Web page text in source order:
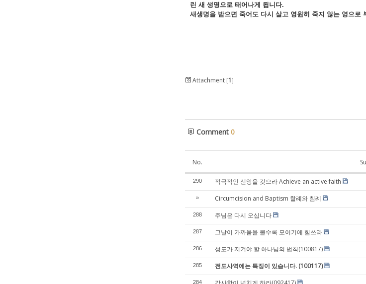
린 새 생명으로 태어나게 됩니다.
새생명을 받으면 죽어도 다시 살고 영원히 죽지 않는 영으로
Attachment [1]
Comment 0
No.
290 적극적인 신앙을 갖으라 Achieve an active faith
» Circumcision and Baptism 할례와 침례
288 주님은 다시 오십니다
287 그날이 가까움을 볼수록 모이기에 힘쓰라
286 성도가 지켜야 할 하나님의 법칙(100817)
285 전도사역에는 특징이 있습니다. (100117)
284